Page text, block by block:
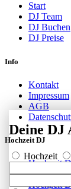
Start
DJ Team
DJ Buchen
DJ Preise
Info
Kontakt
Impressum
AGB
Hochzeit DJ
Hochzeit
Hochzeit
Hochzeit
Deine DJ
Hochzeit